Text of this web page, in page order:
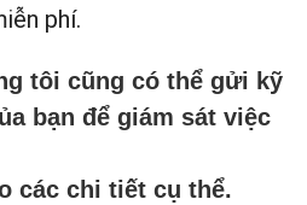
phí.
tôi cũng có thể gửi kỹ
bạn để giám sát việc
các chi tiết cụ thể.